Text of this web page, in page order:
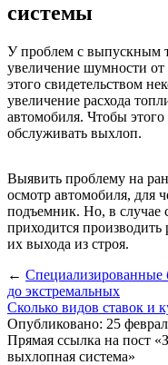
системы
У проблем с выпускным
увеличение шумности
этого свидетельством
увеличение расхода
автомобиля. Чтобы
обслуживать выхлоп.
Выявить проблему на
осмотр автомобиля, для
подъемник. Но, в
приходится
их выхода из строя.
← Специализированные
до экстремальных
Сколько видов ставок и
Опубликовано: 25
Прямая ссылка на пост
выхлопная система»